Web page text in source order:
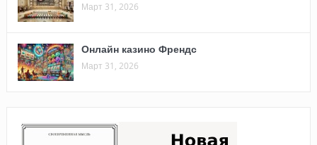
Март 31, 2026
Онлайн казино Френдс
Март 31, 2026